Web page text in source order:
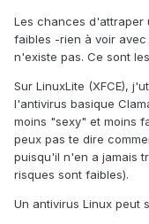
Les chances d'attraper
faibles -rien à voir
n'existe pas. Ce sont
Sur LinuxLite (XFCE),
l'antivirus basique
moins "sexy" et moins
peux pas te dire
puisqu'il n'en a jamais
risques sont faibles).
Un antivirus Linux peut